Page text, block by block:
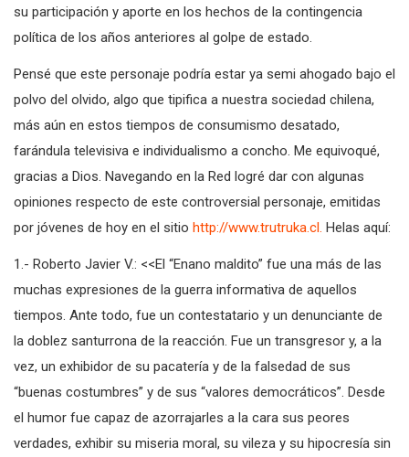
años, Mateluna fue consciente de cuán importante había sido
su participación y aporte en los hechos de la contingencia
Pensé que este personaje podría estar ya semi ahogado bajo el
polvo del olvido, algo que tipifica a nuestra sociedad chilena,
más aún en estos tiempos de consumismo desatado,
farándula televisiva e individualismo a concho. Me equivoqué,
gracias a Dios. Navegando en la Red logré dar con algunas
opiniones respecto de este controversial personaje, emitidas
1.- Roberto Javier V.: <<El “Enano maldito” fue una más de las
muchas expresiones de la guerra informativa de aquellos
tiempos. Ante todo, fue un contestatario y un denunciante de
la doblez santurrona de la reacción. Fue un transgresor y, a la
vez, un exhibidor de su pacatería y de la falsedad de sus
“buenas costumbres” y de sus “valores democráticos”. Desde
el humor fue capaz de azorrajarles a la cara sus peores